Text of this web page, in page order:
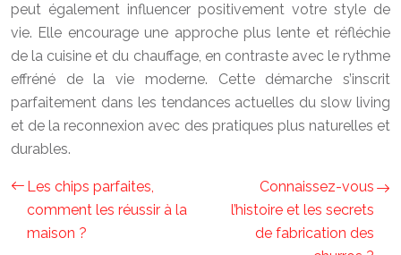
peut également influencer positivement votre style de
vie. Elle encourage une approche plus lente et réfléchie
de la cuisine et du chauffage, en contraste avec le rythme
effréné de la vie moderne. Cette démarche s’inscrit
parfaitement dans les tendances actuelles du slow living
et de la reconnexion avec des pratiques plus naturelles et
durables.
Les chips parfaites,
comment les réussir à la
maison ?
Connaissez-vous
l’histoire et les secrets
de fabrication des